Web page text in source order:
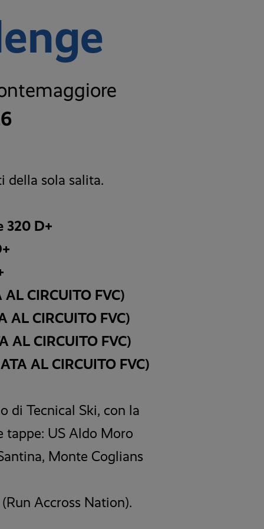
della sola salita.
320 D+
CIRCUITO FVC)
AL CIRCUITO FVC)
AL CIRCUITO FVC)
AL CIRCUITO FVC)
di Tecnical Ski, con la
tappe: US Aldo Moro
Monte Coglians
Accross Nation).